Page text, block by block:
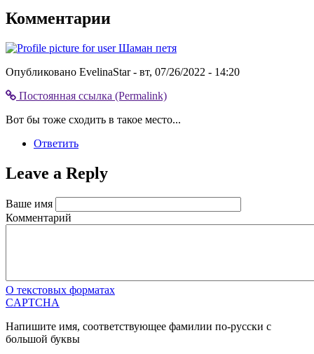
Комментарии
Опубликовано EvelinaStar- вт, 07/26/2022 - 14:20
Постоянная ссылка (Permalink)
Вот бы тоже сходить в такое место...
Ответить
Leave a Reply
Ваше имя
Комментарий
О текстовых форматах
CAPTCHA
Напишите имя, соответствующее фамилии по-русски с
большой буквы